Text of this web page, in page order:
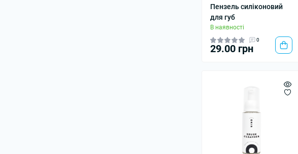
Пензель силіконовий
для губ
В наявності
0
29.00 грн